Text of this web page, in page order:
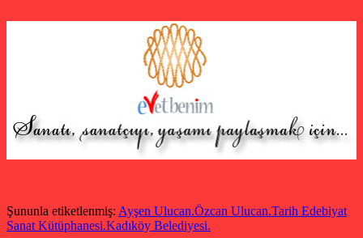
Şununla etiketlenmiş: Ayşen Ulucan.Özcan Ulucan.Tarih Edebiyat
Sanat Kütüphanesi.Kadıköy Belediyesi.